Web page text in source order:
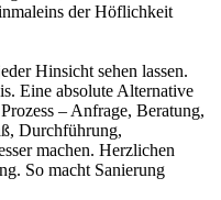
der Höflichkeit
Hinsicht sehen lassen.
Eine absolute Alternative
– Anfrage, Beratung,
Durchführung,
machen. Herzlichen
So macht Sanierung